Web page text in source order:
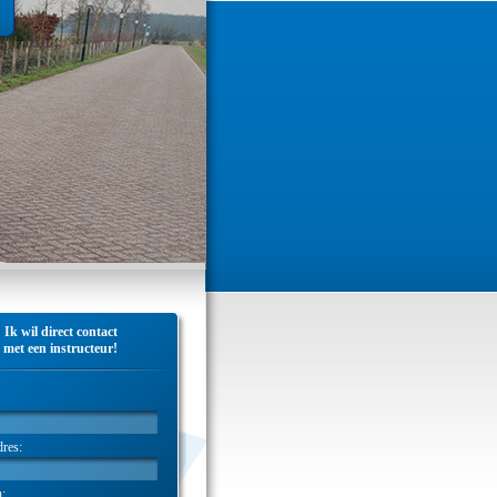
Ik wil direct contact
met een instructeur!